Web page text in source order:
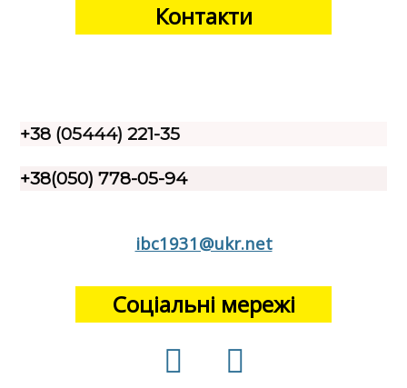
Контакти
+38 (05444) 221-35
+38(050) 778-05-94
ibc1931@ukr.net
Соціальні мережі